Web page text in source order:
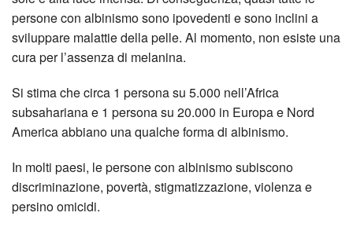
persone con albinismo sono ipovedenti e sono inclini a
sviluppare malattie della pelle. Al momento, non esiste una
cura per l’assenza di melanina.
Si stima che circa 1 persona su 5.000 nell’Africa
subsahariana e 1 persona su 20.000 in Europa e Nord
America abbiano una qualche forma di albinismo.
In molti paesi, le persone con albinismo subiscono
discriminazione, povertà, stigmatizzazione, violenza e
persino omicidi.